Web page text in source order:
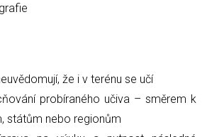
že i v terénu se učí
probíraného učiva – směrem k
státům nebo regionům